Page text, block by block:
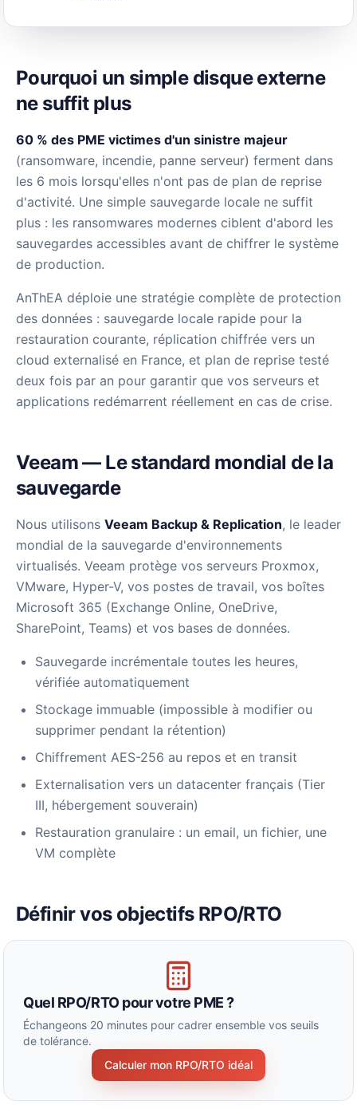
Pourquoi un simple disque externe
ne suffit plus
60 % des PME victimes d'un sinistre majeur
(ransomware, incendie, panne serveur) ferment dans
les 6 mois lorsqu'elles n'ont pas de plan de reprise
d'activité. Une simple sauvegarde locale ne suffit
plus : les ransomwares modernes ciblent d'abord les
sauvegardes accessibles avant de chiffrer le système
de production.
AnThEA déploie une stratégie complète de protection
des données : sauvegarde locale rapide pour la
restauration courante, réplication chiffrée vers un
cloud externalisé en France, et plan de reprise testé
deux fois par an pour garantir que vos serveurs et
applications redémarrent réellement en cas de crise.
Veeam — Le standard mondial de la
sauvegarde
Nous utilisons Veeam Backup & Replication, le leader
mondial de la sauvegarde d'environnements
virtualisés. Veeam protège vos serveurs Proxmox,
VMware, Hyper-V, vos postes de travail, vos boîtes
Microsoft 365 (Exchange Online, OneDrive,
SharePoint, Teams) et vos bases de données.
Sauvegarde incrémentale toutes les heures,
vérifiée automatiquement
Stockage immuable (impossible à modifier ou
supprimer pendant la rétention)
Chiffrement AES-256 au repos et en transit
Externalisation vers un datacenter français (Tier
III, hébergement souverain)
Restauration granulaire : un email, un fichier, une
VM complète
Définir vos objectifs RPO/RTO
Quel RPO/RTO pour votre PME ?
Échangeons 20 minutes pour cadrer ensemble vos seuils
de tolérance.
Calculer mon RPO/RTO idéal